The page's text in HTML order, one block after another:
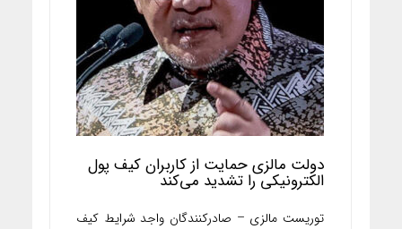
دولت مالزی حمایت از کاربران کیف پول
الکترونیکی را تشدید می‌کند
توریست مالزی – صادرکنندگان واجد شرایط کیف